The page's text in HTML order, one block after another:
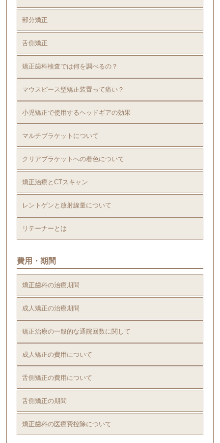
部分矯正
舌側矯正
矯正歯科検査では何を調べるの？
マウスピース型矯正装置って痛い？
小児矯正で使用するヘッドギアの効果
マルチブラケットについて
クリアブラケットへの着色について
矯正治療とCTスキャン
レントゲンと放射線量について
リテーナーとは
費用・期間
矯正歯科の治療期間
成人矯正の治療期間
矯正治療の一般的な通院回数に関して
成人矯正の費用について
舌側矯正の費用について
舌側矯正の期間
矯正歯科の医療費控除について